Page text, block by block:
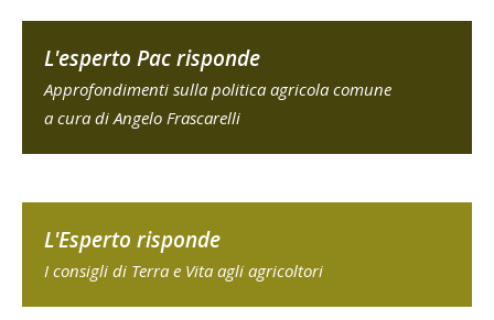
L'esperto Pac risponde
Approfondimenti sulla politica agricola comune
a cura di Angelo Frascarelli
L'Esperto risponde
I consigli di Terra e Vita agli agricoltori